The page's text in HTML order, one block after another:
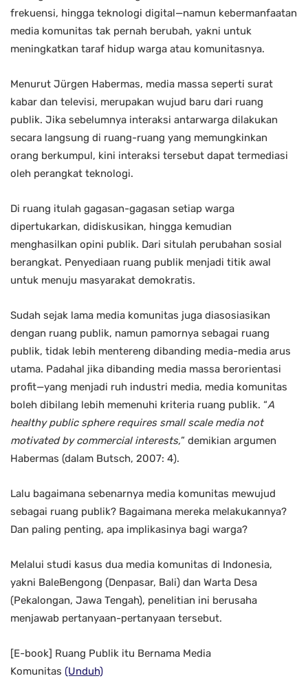
frekuensi, hingga teknologi digital—namun kebermanfaatan
media komunitas tak pernah berubah, yakni untuk
meningkatkan taraf hidup warga atau komunitasnya.
Menurut Jürgen Habermas, media massa seperti surat
kabar dan televisi, merupakan wujud baru dari ruang
publik. Jika sebelumnya interaksi antarwarga dilakukan
secara langsung di ruang-ruang yang memungkinkan
orang berkumpul, kini interaksi tersebut dapat termediasi
oleh perangkat teknologi.
Di ruang itulah gagasan-gagasan setiap warga
dipertukarkan, didiskusikan, hingga kemudian
menghasilkan opini publik. Dari situlah perubahan sosial
berangkat. Penyediaan ruang publik menjadi titik awal
untuk menuju masyarakat demokratis.
Sudah sejak lama media komunitas juga diasosiasikan
dengan ruang publik, namun pamornya sebagai ruang
publik, tidak lebih mentereng dibanding media-media arus
utama. Padahal jika dibanding media massa berorientasi
profit—yang menjadi ruh industri media, media komunitas
boleh dibilang lebih memenuhi kriteria ruang publik. “A
healthy public sphere requires small scale media not
motivated by commercial interests,” demikian argumen
Habermas (dalam Butsch, 2007: 4).
Lalu bagaimana sebenarnya media komunitas mewujud
sebagai ruang publik? Bagaimana mereka melakukannya?
Dan paling penting, apa implikasinya bagi warga?
Melalui studi kasus dua media komunitas di Indonesia,
yakni BaleBengong (Denpasar, Bali) dan Warta Desa
(Pekalongan, Jawa Tengah), penelitian ini berusaha
menjawab pertanyaan-pertanyaan tersebut.
[E-book] Ruang Publik itu Bernama Media
Komunitas (Unduh)